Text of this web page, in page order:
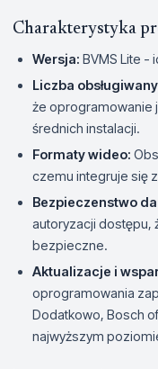
Charakterystyka
Wersja: BVMS Lite -
Liczba
że oprogramowanie
średnich instalacji.
Formaty wideo:
czemu integruje się
Bezpieczenstwo
autoryzacji dostępu,
bezpieczne.
Aktualizacje i
oprogramowania
Dodatkowo, Bosch
najwyższym